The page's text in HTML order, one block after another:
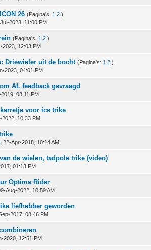
26 (Pagina's: 1 2 )
2023, 11:00 PM
0 van 5 gemiddeld
12 345
(Pagina's: 1 2 )
2023, 12:03 PM
van 5 gemiddeld
12345
Driewieler uit de bocht (Pagina's: 1 2 )
2023, 04:01 PM
0 van 5 gemiddeld
12345
AL feedback gevraagd
2019, 08:11 PM
0 van 5 gemiddeld
1 2345
voor ice trike
2022, 10:33 PM
0 van 5 gemiddeld
12 345
,22-Apr-2018, 10:14 AM
van 5 gemiddeld
de wielen, tadpole trike (video)
01:13 PM
0 van 5 gemiddeld
1 2345
Optima Rider
Aug-2022, 10:59 AM
van 5 gemiddeld
12345
liefhebber geworden
2017, 08:46 PM
0 van 5 gemiddeld
12345
2020, 12:51 PM
van 5 gemiddeld
12345